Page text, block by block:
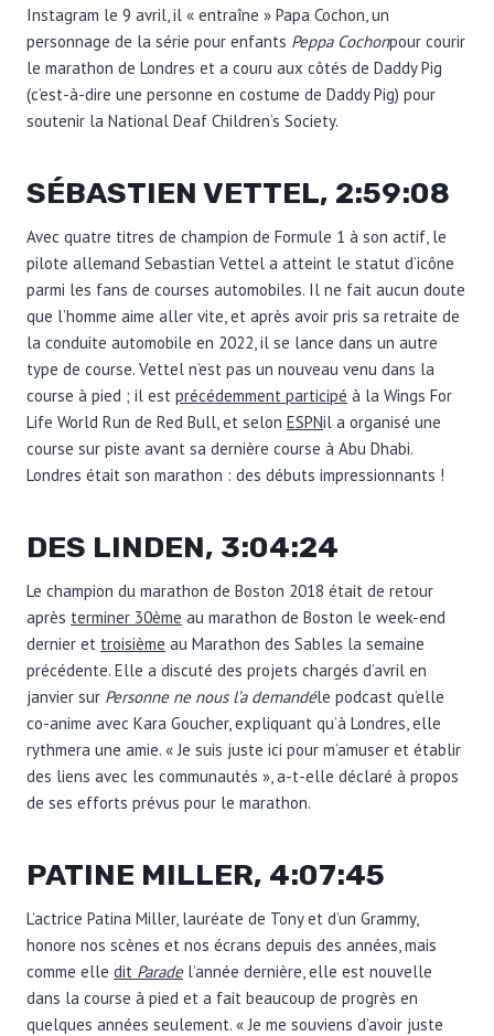
Instagram le 9 avril, il « entraîne » Papa Cochon, un
personnage de la série pour enfants Peppa Cochonpour courir
le marathon de Londres et a couru aux côtés de Daddy Pig
(c’est-à-dire une personne en costume de Daddy Pig) pour
soutenir la National Deaf Children’s Society.
SÉBASTIEN VETTEL, 2:59:08
Avec quatre titres de champion de Formule 1 à son actif, le
pilote allemand Sebastian Vettel a atteint le statut d’icône
parmi les fans de courses automobiles. Il ne fait aucun doute
que l’homme aime aller vite, et après avoir pris sa retraite de
la conduite automobile en 2022, il se lance dans un autre
type de course. Vettel n’est pas un nouveau venu dans la
course à pied ; il est précédemment participé à la Wings For
Life World Run de Red Bull, et selon ESPNil a organisé une
course sur piste avant sa dernière course à Abu Dhabi.
Londres était son marathon : des débuts impressionnants !
DES LINDEN, 3:04:24
Le champion du marathon de Boston 2018 était de retour
après terminer 30ème au marathon de Boston le week-end
dernier et troisième au Marathon des Sables la semaine
précédente. Elle a discuté des projets chargés d’avril en
janvier sur Personne ne nous l’a demandéle podcast qu’elle
co-anime avec Kara Goucher, expliquant qu’à Londres, elle
rythmera une amie. « Je suis juste ici pour m’amuser et établir
des liens avec les communautés », a-t-elle déclaré à propos
de ses efforts prévus pour le marathon.
PATINE MILLER, 4:07:45
L’actrice Patina Miller, lauréate de Tony et d’un Grammy,
honore nos scènes et nos écrans depuis des années, mais
comme elle dit Paradel’année dernière, elle est nouvelle
dans la course à pied et a fait beaucoup de progrès en
quelques années seulement. « Je me souviens d’avoir juste